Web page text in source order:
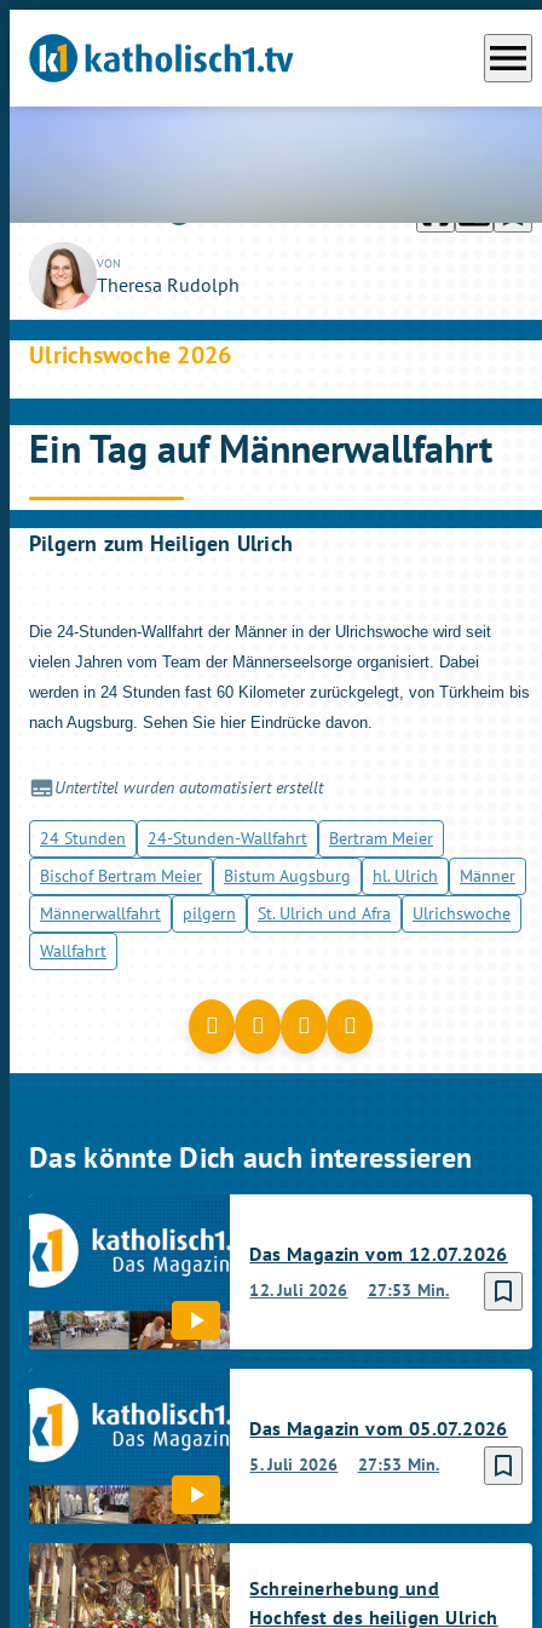
menu
VON
Theresa Rudolph
Ulrichswoche 2026
Ein Tag auf Männerwallfahrt
Pilgern zum Heiligen Ulrich
Die 24-Stunden-Wallfahrt der Männer in der Ulrichswoche wird seit
vielen Jahren vom Team der Männerseelsorge organisiert. Dabei
werden in 24 Stunden fast 60 Kilometer zurückgelegt, von Türkheim bis
nach Augsburg. Sehen Sie hier Eindrücke davon.
Untertitel wurden automatisiert erstellt
24 Stunden 24-Stunden-Wallfahrt
Bertram Meier
Bischof Bertram Meier
Bistum Augsburg hl. Ulrich
Männer
Männerwallfahrt
pilgern St. Ulrich und Afra
Ulrichswoche
Wallfahrt
Das könnte Dich auch interessieren
bookmark_border
12. Juli 2026 27:53 Min.
Das Magazin vom 12.07.2026
bookmark_border
5. Juli 2026 27:53 Min.
Das Magazin vom 05.07.2026
Schreinerhebung und
Hochfest des heiligen Ulrich